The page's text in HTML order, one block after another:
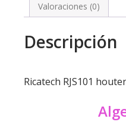
Valoraciones (0)
Descripción
Ricatech RJS101